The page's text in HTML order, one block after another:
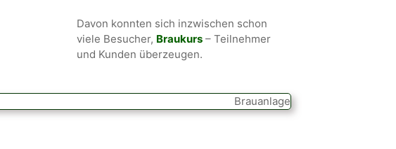
Davon konnten sich inzwischen schon
viele Besucher, Braukurs– Teilnehmer
und Kunden überzeugen.